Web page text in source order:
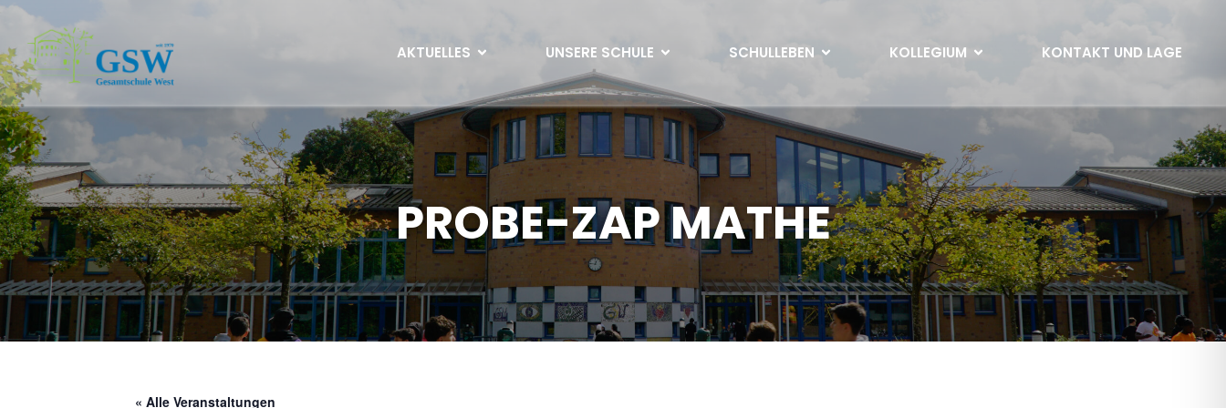
AKTUELLES UNSERE SCHULE SCHULLEBEN KOLLEGIUM KONTAKT UND LAGE
PROBE-ZAP MATHE
« Alle Veranstaltungen